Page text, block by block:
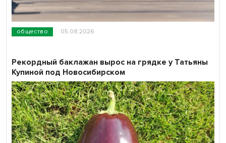
общество 05.08.2026
Рекордный баклажан вырос на грядке у Татьяны
Купиной под Новосибирском